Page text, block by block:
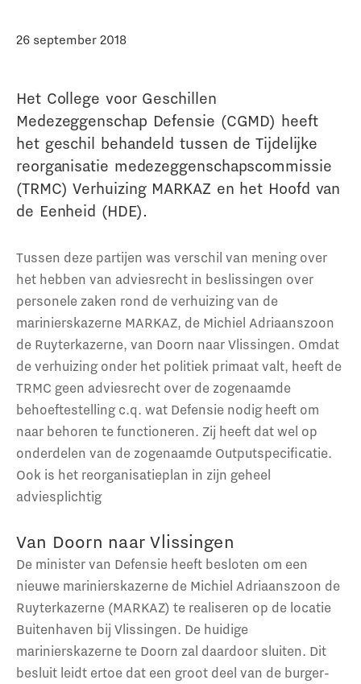
26 september 2018
Het College voor Geschillen
Medezeggenschap Defensie (CGMD) heeft
het geschil behandeld tussen de Tijdelijke
reorganisatie medezeggenschapscommissie
(TRMC) Verhuizing MARKAZ en het Hoofd van
de Eenheid (HDE).
Tussen deze partijen was verschil van mening over
het hebben van adviesrecht in beslissingen over
personele zaken rond de verhuizing van de
marinierskazerne MARKAZ, de Michiel Adriaanszoon
de Ruyterkazerne, van Doorn naar Vlissingen. Omdat
de verhuizing onder het politiek primaat valt, heeft de
TRMC geen adviesrecht over de zogenaamde
behoeftestelling c.q. wat Defensie nodig heeft om
naar behoren te functioneren. Zij heeft dat wel op
onderdelen van de zogenaamde Outputspecificatie.
Ook is het reorganisatieplan in zijn geheel
adviesplichtig
Van Doorn naar Vlissingen
De minister van Defensie heeft besloten om een
nieuwe marinierskazerne de Michiel Adriaanszoon de
Ruyterkazerne (MARKAZ) te realiseren op de locatie
Buitenhaven bij Vlissingen. De huidige
marinierskazerne te Doorn zal daardoor sluiten. Dit
besluit leidt ertoe dat een groot deel van de burger-